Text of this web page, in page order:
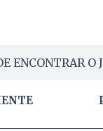
ENCONTRAR O